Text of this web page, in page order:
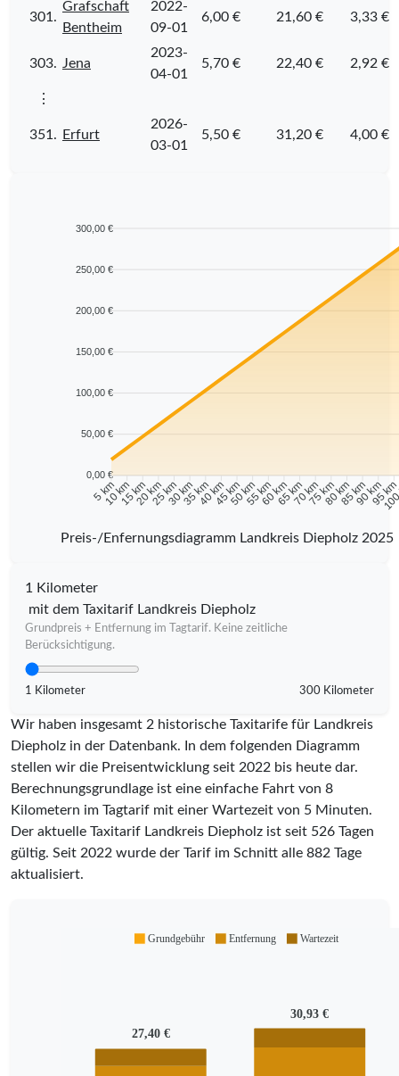
301.
Grafschaft
Bentheim
2022-
09-01
6,00 € 21,60 € 3,33 €
303. Jena
2023-
04-01
5,70 € 22,40 € 2,92 €
⋮
351. Erfurt
2026-
03-01
5,50 € 31,20 € 4,00 €
300,00 €
250,00 €
200,00 €
150,00 €
100,00 €
50,00 €
0,00 €
5 km
10 km15 km20 km25 km30 km35 km40 km45 km50 km55 km60 km65 km70 km75 km80 km85 km90 km95 km
Preis-/Enfernungsdiagramm Landkreis Diepholz 2025
1 Kilometer
mit dem Taxitarif Landkreis Diepholz
Grundpreis + Entfernung im Tagtarif. Keine zeitliche
Berücksichtigung.
1 Kilometer 300 Kilometer
Wir haben insgesamt 2 historische Taxitarife für Landkreis
Diepholz in der Datenbank. In dem folgenden Diagramm
stellen wir die Preisentwicklung seit 2022 bis heute dar.
Berechnungsgrundlage ist eine einfache Fahrt von 8
Kilometern im Tagtarif mit einer Wartezeit von 5 Minuten.
Der aktuelle Taxitarif Landkreis Diepholz ist seit 526 Tagen
gültig. Seit 2022 wurde der Tarif im Schnitt alle 882 Tage
aktualisiert.
27,40 €
30,93 €
Grundgebühr Entfernung Wartezeit